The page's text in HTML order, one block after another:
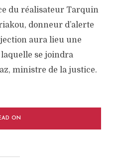
du réalisateur Tarquin
donneur d’alerte
aura lieu une
se joindra
ministre de la justice.
ON